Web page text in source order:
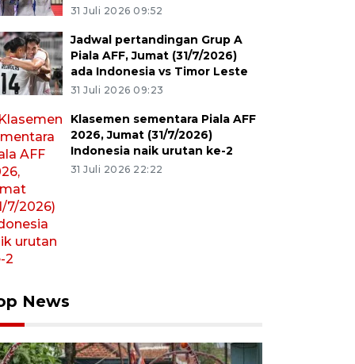
31 Juli 2026 09:52
Jadwal pertandingan Grup A
Piala AFF, Jumat (31/7/2026)
ada Indonesia vs Timor Leste
31 Juli 2026 09:23
Klasemen sementara Piala AFF
2026, Jumat (31/7/2026)
Indonesia naik urutan ke-2
31 Juli 2026 22:22
News